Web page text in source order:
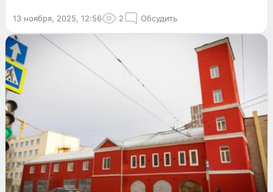
13 ноября, 2025, 12:56 2 Обсудить